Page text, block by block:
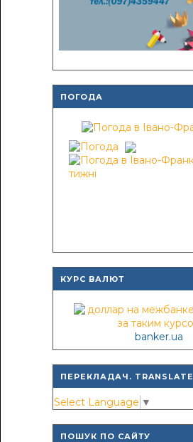
ПОГОДА
КУРС ВАЛЮТ
banker.ua
ПЕРЕКЛАДАЧ. TRANSLATE
Select Language ▼
ПОШУК ПО САЙТУ